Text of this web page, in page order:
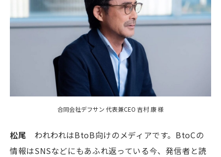
合同会社デフサン 代表兼CEO 吉村 康 様
松尾 われわれはBtoB向けのメディアです。 BtoCの
情報はSNSなどにもあふれ返っている今、発信者と読